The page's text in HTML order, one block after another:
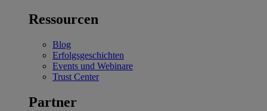
Ressourcen
Blog
Erfolgsgeschichten
Events und Webinare
Trust Center
Partner